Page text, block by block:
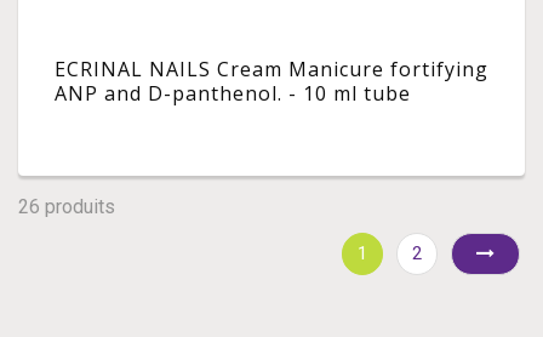
ECRINAL NAILS Cream Manicure fortifying
ANP and D-panthenol. - 10 ml tube
26 produits
1 2